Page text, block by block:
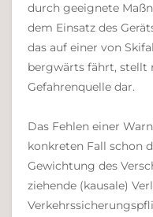
durch geeignete
dem Einsatz des
das auf einer von
bergwärts fährt, stellt
Gefahrenquelle dar.
Das Fehlen einer
konkreten Fall schon
Gewichtung des
ziehende (kausale)